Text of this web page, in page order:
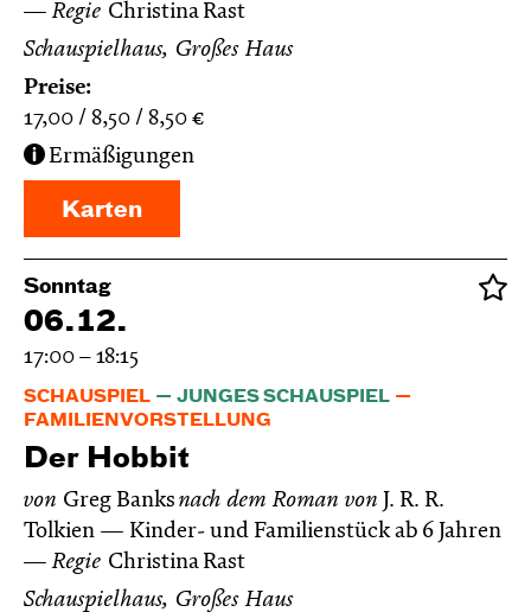
Regie Christina Rast
Schauspielhaus, Großes Haus
Preise:
17,00
8,50 8,50 €
Ermäßigungen
Karten
Sonntag
06.12.
17:00 – 18:15
SCHAUSPIEL
JUNGES SCHAUSPIEL
FAMILIENVORSTELLUNG
Der Hobbit
von Greg Banks nach dem Roman von J. R. R.
Tolkien
Kinder- und Familienstück ab 6 Jahren
Regie Christina Rast
Schauspielhaus, Großes Haus